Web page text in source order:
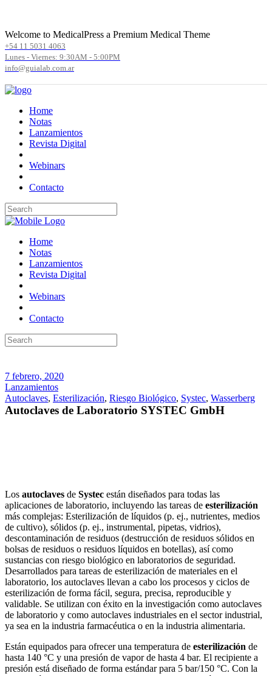
Welcome to MedicalPress a Premium Medical Theme
+54 11 5031 4063
Lunes - Viernes: 9:30AM - 5:00PM
info@guialab.com.ar
Home
Notas
Lanzamientos
Revista Digital
Webinars
Contacto
Home
Notas
Lanzamientos
Revista Digital
Webinars
Contacto
7 febrero, 2020
Lanzamientos
Autoclaves, Esterilización, Riesgo Biológico, Systec, Wasserberg
Autoclaves de Laboratorio SYSTEC GmbH
Los autoclaves de Systec están diseñados para todas las
aplicaciones de laboratorio, incluyendo las tareas de esterilización
más complejas: Esterilización de líquidos (p. ej., nutrientes, medios
de cultivo), sólidos (p. ej., instrumental, pipetas, vidrios),
descontaminación de residuos (destrucción de residuos sólidos en
bolsas de residuos o residuos líquidos en botellas), así como
sustancias con riesgo biológico en laboratorios de seguridad.
Desarrollados para tareas de esterilización de materiales en el
laboratorio, los autoclaves llevan a cabo los procesos y ciclos de
esterilización de forma fácil, segura, precisa, reproducible y
validable. Se utilizan con éxito en la investigación como autoclaves
de laboratorio y como autoclaves industriales en el sector industrial,
ya sea en la industria farmacéutica o en la industria alimentaria.
Están equipados para ofrecer una temperatura de esterilización de
hasta 140 °C y una presión de vapor de hasta 4 bar. El recipiente a
presión está diseñado de forma estándar para 5 bar/150 °C. Con la